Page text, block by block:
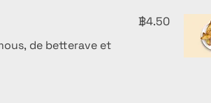
de betterave et
฿4.50